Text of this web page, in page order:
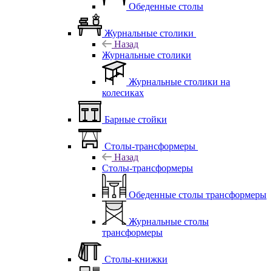
Обеденные столы
Журнальные столики
Назад
Журнальные столики
Журнальные столики на
колесиках
Барные стойки
Столы-трансформеры
Назад
Столы-трансформеры
Обеденные столы трансформеры
Журнальные столы
трансформеры
Столы-книжки